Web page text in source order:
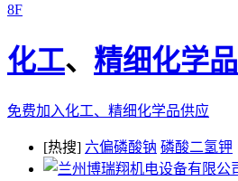
8F
化工、 精细化学品
免费加入化工、精细化学品供应
[热搜] 六偏磷酸钠 磷酸二氢钾